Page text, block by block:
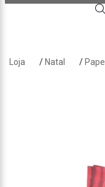
Sobre nós
Loja / Natal / Papel